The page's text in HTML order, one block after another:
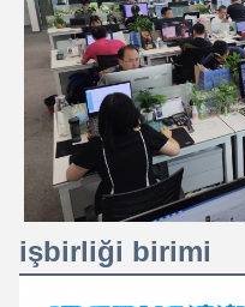
işbirliği birimi